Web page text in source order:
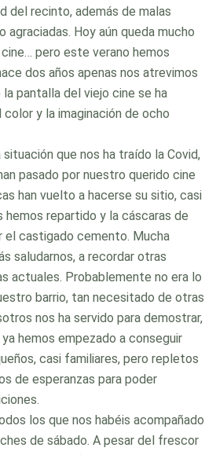
del recinto, además de malas
agraciadas. Hoy aún queda mucho
pero este verano hemos
dos años apenas nos atrevimos
la pantalla del viejo cine se ha
y la imaginación de ocho
que nos ha traído la Covid,
pasado por nuestro querido cine
han vuelto a hacerse su sitio, casi
hemos repartido y la cáscaras de
el castigado cemento. Mucha
saludarnos, a recordar otras
actuales. Probablemente no era lo
barrio, tan necesitado de otras
nos ha servido para demostrar,
hemos empezado a conseguir
casi familiares, pero repletos
de esperanzas para poder
los que nos habéis acompañado
de sábado. A pesar del frescor